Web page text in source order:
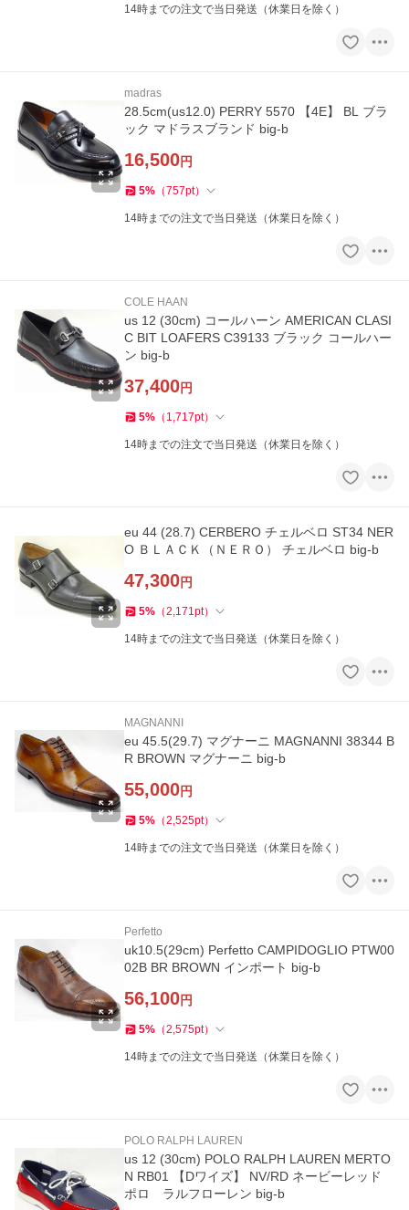
14時までの注文で当日発送（休業日を除く）
madras
28.5cm(us12.0) PERRY 5570 【4E】 BL ブラ
ック マドラスブランド big-b
16,500円
5% （757pt）
14時までの注文で当日発送（休業日を除く）
COLE HAAN
us 12 (30cm) コールハーン AMERICAN CLASI
C BIT LOAFERS C39133 ブラック コールハー
ン big-b
37,400円
5% （ 1,717pt）
14時までの注文で当日発送（休業日を除く）
eu 44 (28.7) CERBERO チェルベロ ST34 NER
O ＢＬＡＣＫ（ＮＥＲＯ） チェルベロ big-b
47,300円
5% （2,171pt）
14時までの注文で当日発送（休業日を除く）
MAGNANNI
eu 45.5(29.7) マグナーニ MAGNANNI 38344 B
R BROWN マグナーニ big-b
55,000円
5% （2,525pt）
14時までの注文で当日発送（休業日を除く）
Perfetto
uk10.5(29cm) Perfetto CAMPIDOGLIO PTW00
02B BR BROWN インポート big-b
56,100円
5% （2,575pt）
14時までの注文で当日発送（休業日を除く）
POLO RALPH LAUREN
us 12 (30cm) POLO RALPH LAUREN MERTO
N RB01 【Dワイズ】 NV/RD ネービーレッド
ポロ ラルフローレン big-b